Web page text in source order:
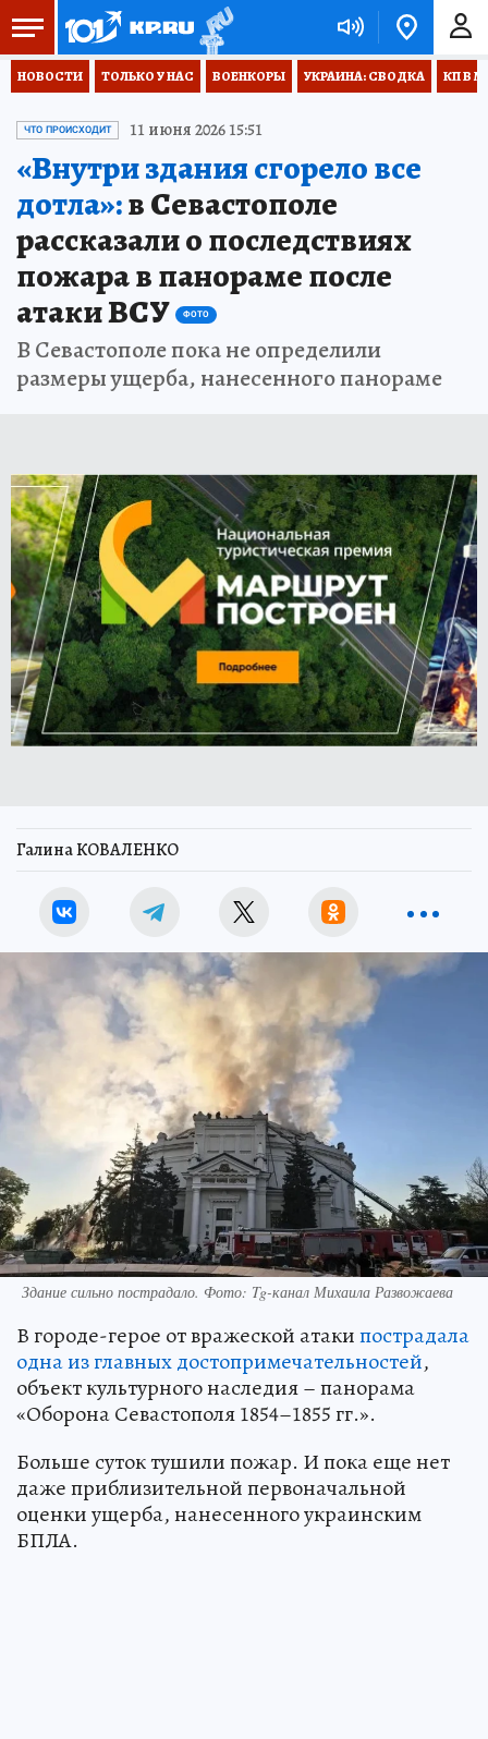
НОВОСТИ ТОЛЬКО У НАС ВОЕНКОРЫ УКРАИНА: СВОДКА КП В
ЧТО ПРОИСХОДИТ 11 июня 2026 15:51
«Внутри здания сгорело все
дотла»:в Севастополе
рассказали о последствиях
пожара в панораме после
атаки ВСУ
ФОТО
В Севастополе пока не определили
размеры ущерба, нанесенного панораме
Галина КОВАЛЕНКО
Здание сильно пострадало. Фото: Tg-канал Михаила Развожаева
В городе-герое от вражеской атакипострадала
одна из главных достопримечательностей,
объект культурного наследия – панорама
«Оборона Севастополя 1854–1855 гг.».
Больше суток тушили пожар. И пока еще нет
даже приблизительной первоначальной
оценки ущерба, нанесенного украинским
БПЛА.